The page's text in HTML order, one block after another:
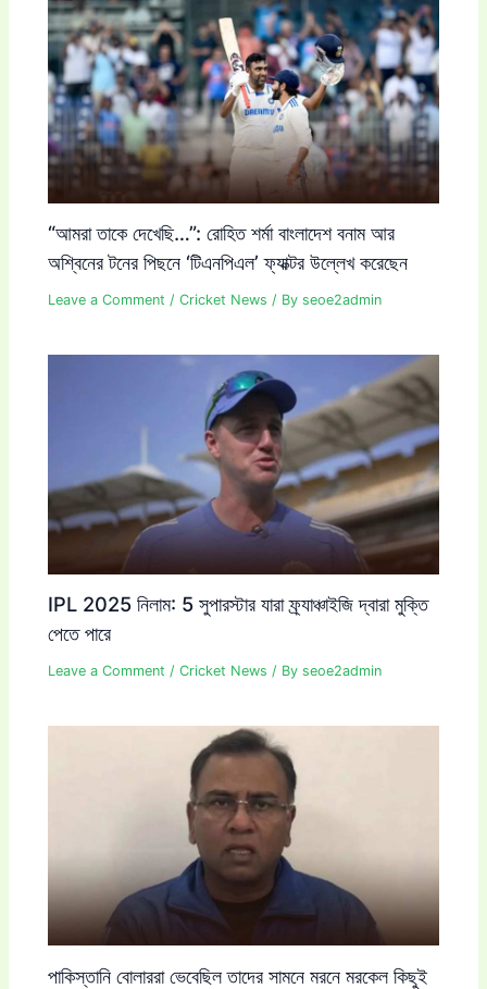
“আমরা তাকে দেখেছি…”: রোহিত শর্মা বাংলাদেশ বনাম আর
অশ্বিনের টনের পিছনে ‘টিএনপিএল’ ফ্যাক্টর উল্লেখ করেছেন
Leave a Comment /Cricket News / Byseoe2admin
IPL 2025 নিলাম: 5 সুপারস্টার যারা ফ্র্যাঞ্চাইজি দ্বারা মুক্তি
পেতে পারে
Leave a Comment /Cricket News / Byseoe2admin
পাকিস্তানি বোলাররা ভেবেছিল তাদের সামনে মরনে মরকেল কিছুই